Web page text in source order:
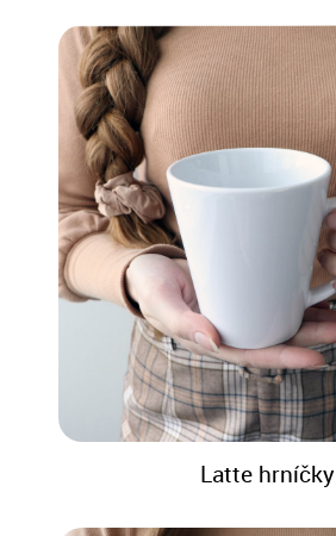
Latte hrníčky